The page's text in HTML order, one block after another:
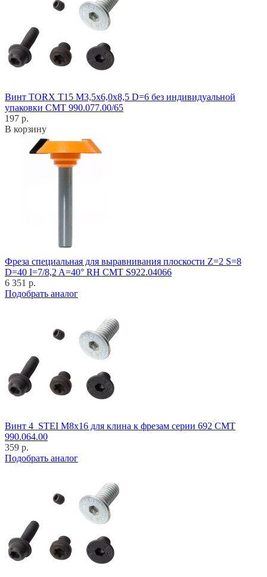
Винт TORX T15 M3,5x6,0x8,5 D=6 без индивидуальной
упаковки CMT 990.077.00/65
197 р.
В корзину
Фреза специальная для выравнивания плоскости Z=2 S=8
D=40 I=7/8,2 A=40° RH CMT S922.04066
6 351 р.
Подобрать аналог
Винт 4_STEI M8x16 для клина к фрезам серии 692 CMT
990.064.00
359 р.
Подобрать аналог